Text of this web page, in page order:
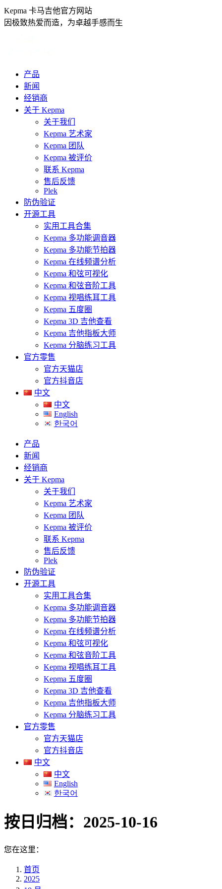
跳
转
Kepma 卡马吉他官方网站
因极致热爱而造，为卓越手感而生
产品
新闻
经销商
关于 Kepma
关于我们
Kepma 艺术家
Kepma 团队
Kepma 被评价
联系 Kepma
售后反馈
Plek
防伪验证
开源工具
实用工具合集
Kepma 多功能调音器
Kepma 多功能节拍器
Kepma 在线频谱分析
Kepma 和弦可视化
Kepma 和弦音阶工具
Kepma 视唱练耳工具
Kepma 五度圈
Kepma 3D 吉他查看
Kepma 吉他指板大师
Kepma 分脑练习工具
官方零售
官方天猫店
官方抖音店
中文
中文
English
한국어
产品
新闻
经销商
关于 Kepma
关于我们
Kepma 艺术家
Kepma 团队
Kepma 被评价
联系 Kepma
售后反馈
Plek
防伪验证
开源工具
实用工具合集
Kepma 多功能调音器
Kepma 多功能节拍器
Kepma 在线频谱分析
Kepma 和弦可视化
Kepma 和弦音阶工具
Kepma 视唱练耳工具
Kepma 五度圈
Kepma 3D 吉他查看
Kepma 吉他指板大师
Kepma 分脑练习工具
官方零售
官方天猫店
官方抖音店
中文
中文
English
한국어
按日归档： 2025-10-16
您在这里：
首页
2025